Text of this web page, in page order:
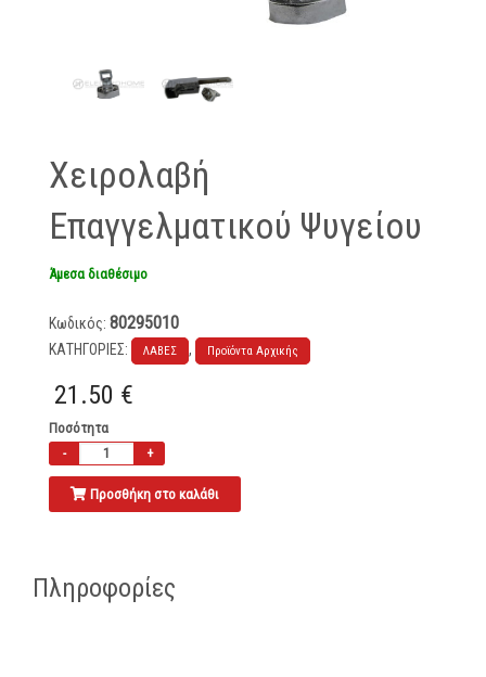
Χειρολαβή
Επαγγελματικού Ψυγείου
Άμεσα διαθέσιμο
Κωδικός: 80295010
ΚΑΤΗΓΟΡΙΕΣ: ΛΑΒΕΣ , Προϊόντα Αρχικής
21.50 €
Ποσότητα
Προσθήκη στο καλάθι
Πληροφορίες